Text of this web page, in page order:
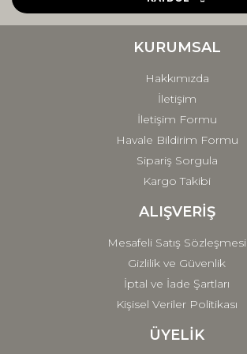
Ürün fiyatı diğer sitelerden daha pahalı.
Gönder
KURUMSAL
Hakkımızda
İletişim
İletişim Formu
Havale Bildirim Formu
Sipariş Sorgula
Kargo Takibi
ALIŞVERİŞ
Mesafeli Satış Sözleşmesi
Gizlilik ve Güvenlik
İptal ve İade Şartları
Kişisel Veriler Politikası
ÜYELİK